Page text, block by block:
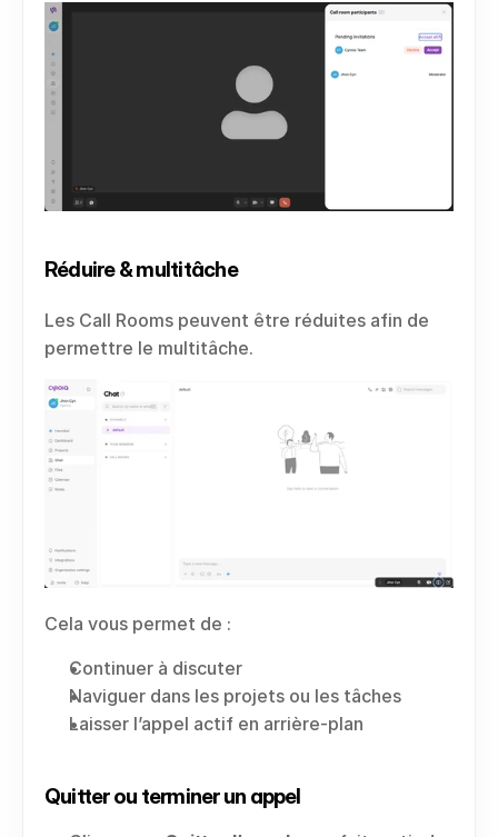
Réduire & multitâche
Les Call Rooms peuvent être réduites afin de
permettre le multitâche.
Cela vous permet de :
Continuer à discuter
Naviguer dans les projets ou les tâches
Laisser l’appel actif en arrière-plan
Quitter ou terminer un appel